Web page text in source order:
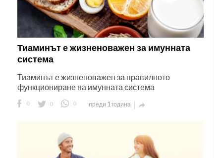
Тиаминът е жизненоважен за имунната
система
Тиаминът е жизненоважен за правилното
функциониране на имунната система
0 0 0 преди 1 година 